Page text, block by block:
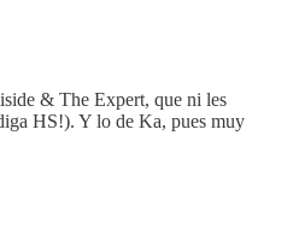
& The Expert, que ni les
HS!). Y lo de Ka, pues muy